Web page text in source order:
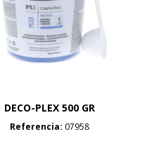
DECO-PLEX 500 GR
Referencia: 07958